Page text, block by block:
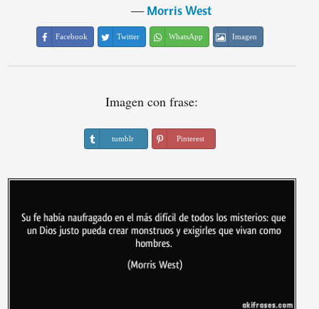
―Morris West
Facebook Twitter WhatsApp Imagen
Imagen con frase:
tumblr Pinterest